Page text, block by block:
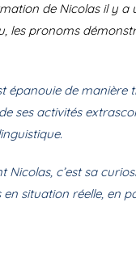
de Nicolas il y
les pronoms
épanouie de
ses activités
Nicolas, c’est sa
en situation réelle, en